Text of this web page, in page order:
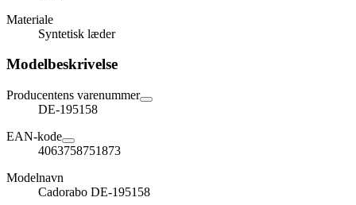
Materiale
Syntetisk læder
Modelbeskrivelse
Producentens varenummer
DE-195158
EAN-kode
4063758751873
Modelnavn
Cadorabo DE-195158